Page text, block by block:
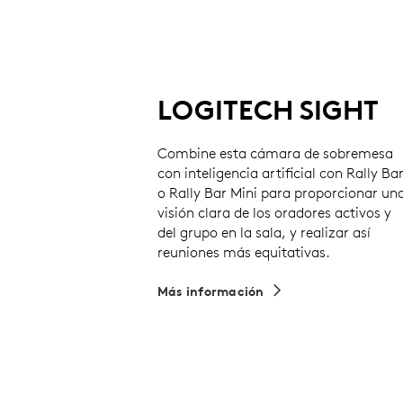
LOGITECH SIGHT
Combine esta cámara de sobremesa
con inteligencia artificial con Rally Bar
o Rally Bar Mini para proporcionar
visión clara de los oradores activos y
del grupo en la sala, y realizar así
reuniones más equitativas.
Más información